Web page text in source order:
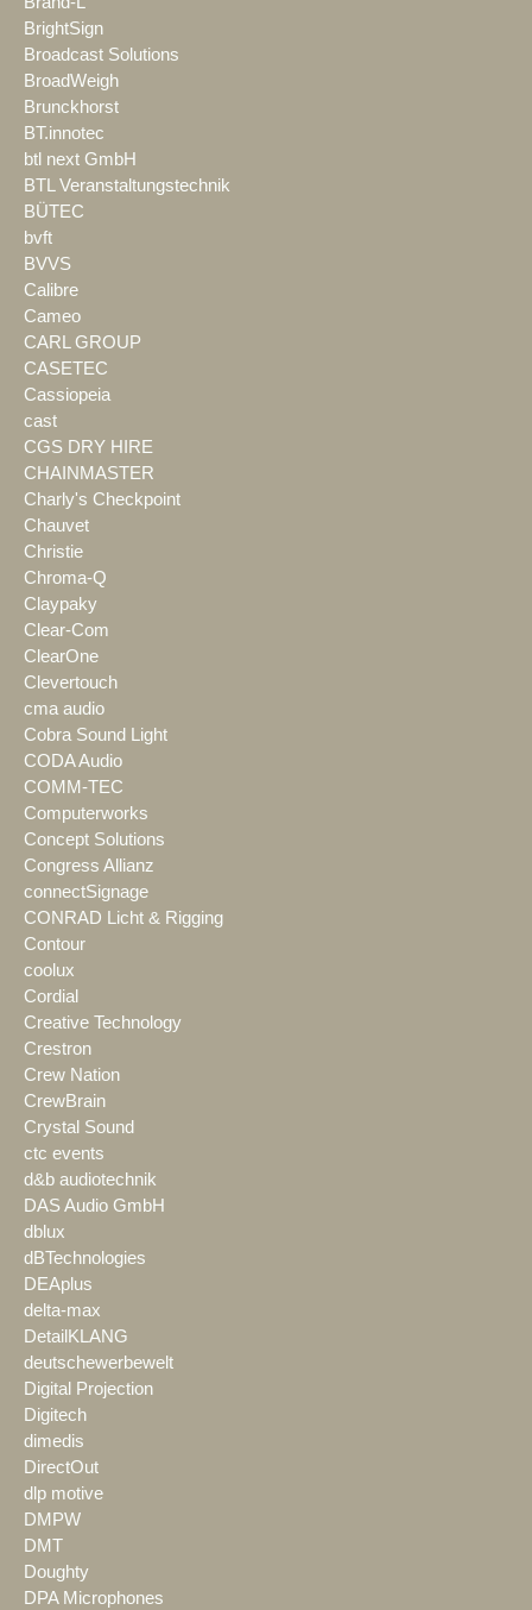
BrightSign
Broadcast Solutions
BroadWeigh
Brunckhorst
BT.innotec
btl next GmbH
BTL Veranstaltungstechnik
BÜTEC
bvft
BVVS
Calibre
Cameo
CARL GROUP
CASETEC
Cassiopeia
cast
CGS DRY HIRE
CHAINMASTER
Charly's Checkpoint
Chauvet
Christie
Chroma-Q
Claypaky
Clear-Com
ClearOne
Clevertouch
cma audio
Cobra Sound Light
CODA Audio
COMM-TEC
Computerworks
Concept Solutions
Congress Allianz
connectSignage
CONRAD Licht & Rigging
Contour
coolux
Cordial
Creative Technology
Crestron
Crew Nation
CrewBrain
Crystal Sound
ctc events
d&b audiotechnik
DAS Audio GmbH
dblux
dBTechnologies
DEAplus
delta-max
DetailKLANG
deutschewerbewelt
Digital Projection
Digitech
dimedis
DirectOut
dlp motive
DMPW
DMT
Doughty
DPA Microphones